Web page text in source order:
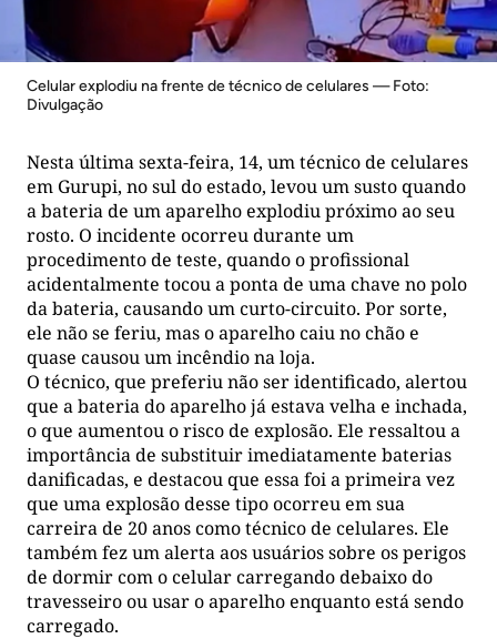
Celular explodiu na frente de técnico de celulares — Foto:
Divulgação
Nesta última sexta-feira, 14, um técnico de celulares
em Gurupi, no sul do estado, levou um susto quando
a bateria de um aparelho explodiu próximo ao seu
rosto. O incidente ocorreu durante um
procedimento de teste, quando o profissional
acidentalmente tocou a ponta de uma chave no polo
da bateria, causando um curto-circuito. Por sorte,
ele não se feriu, mas o aparelho caiu no chão e
quase causou um incêndio na loja.
O técnico, que preferiu não ser identificado, alertou
que a bateria do aparelho já estava velha e inchada,
o que aumentou o risco de explosão. Ele ressaltou a
importância de substituir imediatamente baterias
danificadas, e destacou que essa foi a primeira vez
que uma explosão desse tipo ocorreu em sua
carreira de 20 anos como técnico de celulares. Ele
também fez um alerta aos usuários sobre os perigos
de dormir com o celular carregando debaixo do
travesseiro ou usar o aparelho enquanto está sendo
carregado.